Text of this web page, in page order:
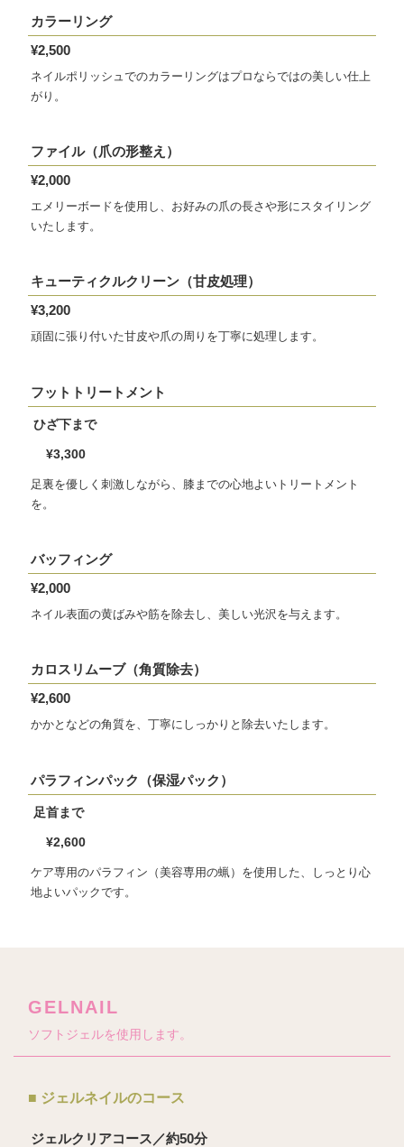
カラーリング
¥2,500
ネイルポリッシュでのカラーリングはプロならではの美しい仕上
がり。
ファイル（爪の形整え）
¥2,000
エメリーボードを使用し、お好みの爪の長さや形にスタイリング
いたします。
キューティクルクリーン（甘皮処理）
¥3,200
頑固に張り付いた甘皮や爪の周りを丁寧に処理します。
フットトリートメント
ひざ下まで
¥3,300
足裏を優しく刺激しながら、膝までの心地よいトリートメント
を。
バッフィング
¥2,000
ネイル表面の黄ばみや筋を除去し、美しい光沢を与えます。
カロスリムーブ（角質除去）
¥2,600
かかとなどの角質を、丁寧にしっかりと除去いたします。
パラフィンパック（保湿パック）
足首まで
¥2,600
ケア専用のパラフィン（美容専用の蝋）を使用した、しっとり心
地よいパックです。
GELNAIL
ソフトジェルを使用します。
■ ジェルネイルのコース
ジェルクリアコース／約50分